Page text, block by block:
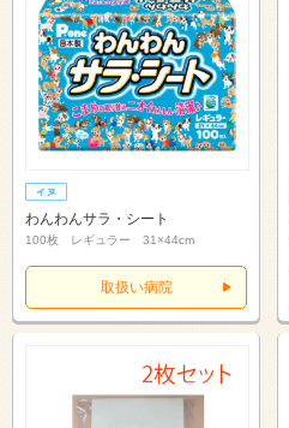
わんわんサラ・シート
100枚 レギュラー 31×44cm
取扱い病院